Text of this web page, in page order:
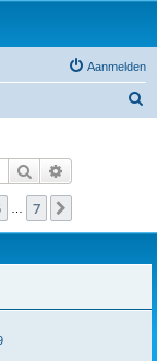
Aanmelden
Zoek
7